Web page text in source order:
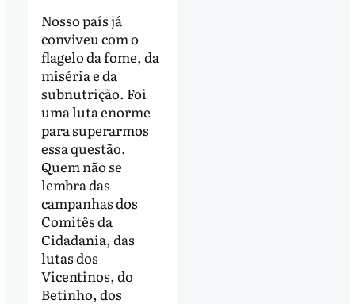
Nosso país já
conviveu com o
flagelo da fome, da
miséria e da
subnutrição. Foi
uma luta enorme
para superarmos
essa questão.
Quem não se
lembra das
campanhas dos
Comitês da
Cidadania, das
lutas dos
Vicentinos, do
Betinho, dos